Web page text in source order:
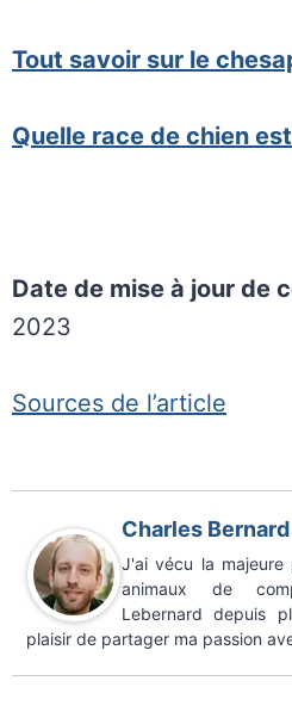
Tout savoir sur le
Quelle race de chien
Date de mise à jour de
2023
Sources de l’article
Charles Bernard
J'ai vécu la
animaux de
Lebernard depuis
plaisir de partager ma passion